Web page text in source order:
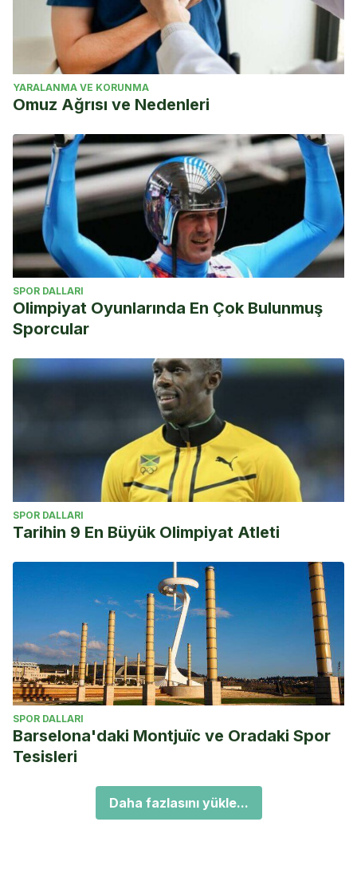
YARALANMA VE KORUNMA
Omuz Ağrısı ve Nedenleri
SPOR DALLARI
Olimpiyat Oyunlarında En Çok Bulunmuş
Sporcular
SPOR DALLARI
Tarihin 9 En Büyük Olimpiyat Atleti
SPOR DALLARI
Barselona'daki Montjuïc ve Oradaki Spor
Tesisleri
Daha fazlasını yükle...